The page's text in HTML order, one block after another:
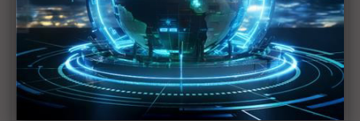
311是史上損失最慘重的地震？
基建設受損嚴重 日本經濟短期蒙霾
日本經濟基本體質強勁無虞